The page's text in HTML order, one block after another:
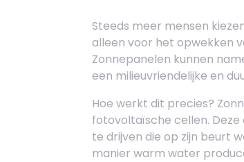
Steeds meer mensen
alleen voor het opwekken
Zonnepanelen kunnen
een milieuvriendelijke en
Hoe werkt dit precies?
fotovoltaïsche cellen.
te drijven die op zijn beurt
manier warm water